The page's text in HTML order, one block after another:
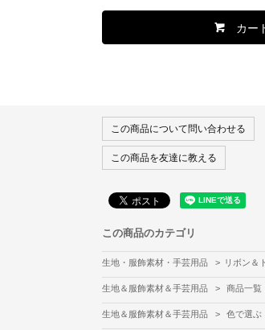
カー
この商品について問い合わせる
この商品を友達に教える
この商品のカテゴリ
生地・服飾素材・手芸用品 > リボン＆
生地＆服飾素材＆手芸用品 > 商品一覧
生地＆服飾素材＆手芸用品 > 色で選ぶ